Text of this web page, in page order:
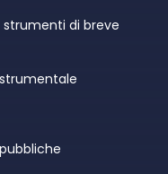
di breve